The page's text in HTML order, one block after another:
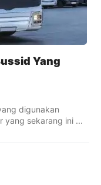
Yang
digunakan
yang sekarang ini ...